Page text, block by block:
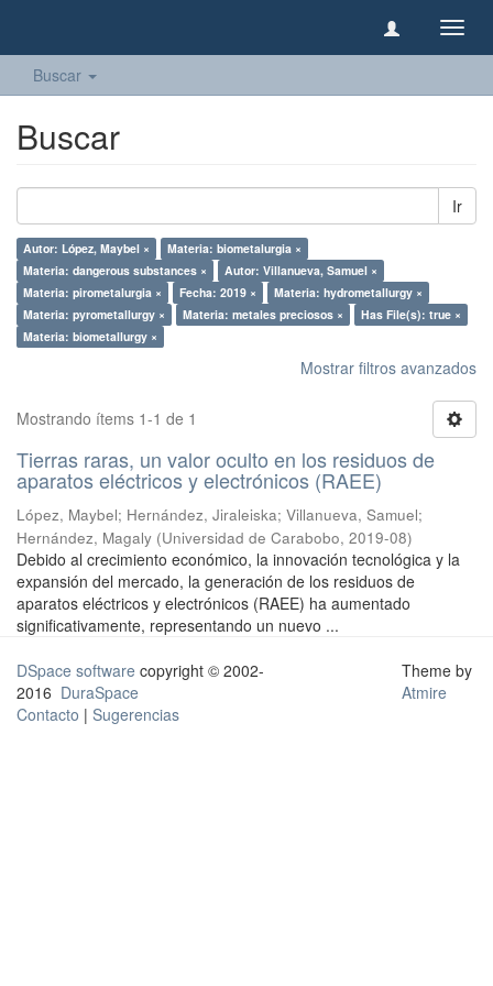
Buscar
Buscar
Ir
Autor: López, Maybel ×
Materia: biometalurgia ×
Materia: dangerous substances ×
Autor: Villanueva, Samuel ×
Materia: pirometalurgia ×
Fecha: 2019 ×
Materia: hydrometallurgy ×
Materia: pyrometallurgy ×
Materia: metales preciosos ×
Has File(s): true ×
Materia: biometallurgy ×
Mostrar filtros avanzados
Mostrando ítems 1-1 de 1
Tierras raras, un valor oculto en los residuos de
aparatos eléctricos y electrónicos (RAEE)
López, Maybel; Hernández, Jiraleiska; Villanueva, Samuel;
Hernández, Magaly (Universidad de Carabobo, 2019-08)
Debido al crecimiento económico, la innovación tecnológica y la
expansión del mercado, la generación de los residuos de
aparatos eléctricos y electrónicos (RAEE) ha aumentado
significativamente, representando un nuevo ...
DSpace software copyright © 2002-
2016 DuraSpace
Contacto | Sugerencias
Theme by
Atmire